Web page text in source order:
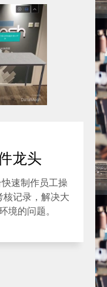
龙头
速制作员工操
核记录，解决大
境的问题。